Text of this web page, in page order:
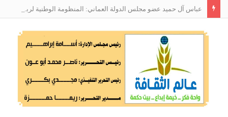
عباس آل حميد عضو مجلس الدولة العماني: المنظومة الوطنية لربط التوظيف بالمهارات تعالج البطالة من جذورها